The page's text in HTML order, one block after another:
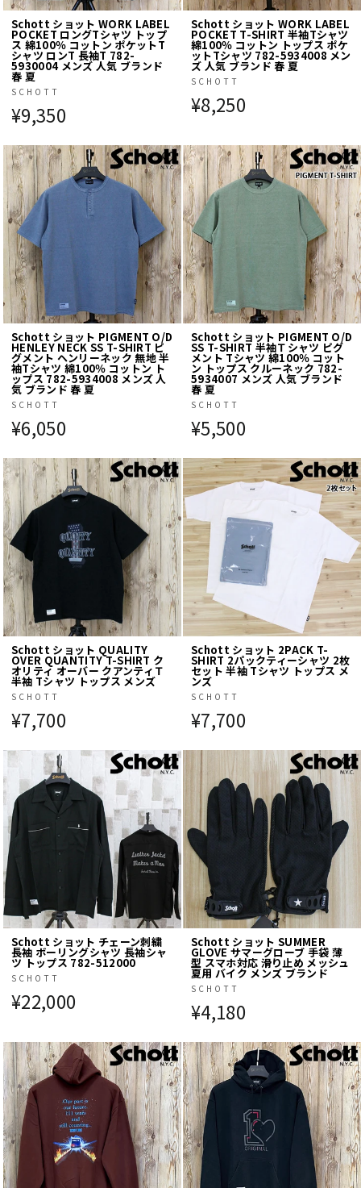
Schott ショット WORK LABEL
POCKET ロングTシャツ トップ
ス 綿100％ コットン ポケットT
シャツ ロンT 長袖T 782-
5930004 メンズ 人気 ブランド
春 夏
SCHOTT
¥9,350
Schott ショット WORK LABEL
POCKET T-SHIRT 半袖Tシャツ
綿100％ コットン トップス ポケ
ットTシャツ 782-5934008 メン
ズ 人気 ブランド 春 夏
SCHOTT
¥8,250
Schott ショット PIGMENT O/D
HENLEY NECK SS T-SHIRT ピ
グメント ヘンリーネック 無地 半
袖Tシャツ 綿100％ コットン ト
ップス 782-5934008 メンズ 人
気 ブランド 春 夏
SCHOTT
¥6,050
Schott ショット PIGMENT O/D
SS T-SHIRT 半袖Ｔシャツ ピグ
メント Tシャツ 綿100％ コット
ン トップス クルーネック 782-
5934007 メンズ 人気 ブランド
春 夏
SCHOTT
¥5,500
Schott ショット QUALITY
OVER QUANTITY T-SHIRT ク
オリティ オーバー クアンティＴ
半袖 Tシャツ トップス メンズ
SCHOTT
¥7,700
Schott ショット 2PACK T-
SHIRT 2パックティーシャツ 2枚
セット 半袖 Tシャツ トップス メ
ンズ
SCHOTT
¥7,700
Schott ショット チェーン刺繍
長袖 ボーリングシャツ 長袖シャ
ツ トップス 782-512000
SCHOTT
¥22,000
Schott ショット SUMMER
GLOVE サマーグローブ 手袋 薄
型 スマホ対応 滑り止め メッシュ
夏用 バイク メンズ ブランド
SCHOTT
¥4,180